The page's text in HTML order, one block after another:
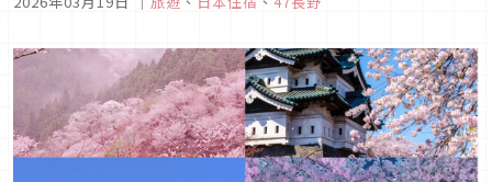
麗自然環抱，成為靜謐、放鬆的避世之地。春末的5月，明神館
夏季，氣溫僅28...